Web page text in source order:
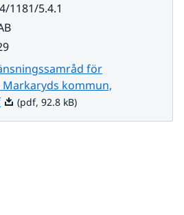
1181/5.4.1
för
kommun,
Pdf, 92.8 kB.
(pdf, 92.8 kB)